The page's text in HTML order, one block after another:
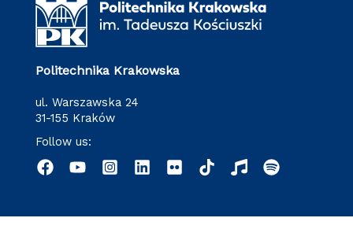
Politechnika Krakowska
ul. Warszawska 24
31-155 Kraków
Follow us: